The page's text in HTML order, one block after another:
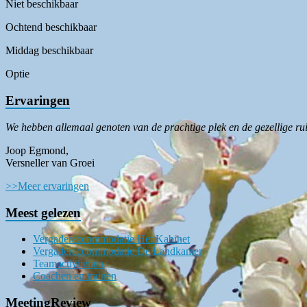
Niet beschikbaar
Ochtend beschikbaar
Middag beschikbaar
Optie
Ervaringen
We hebben allemaal genoten van de prachtige plek en de gezellige
Joop Egmond,
Versneller van Groei
>>Meer ervaringen
Meest gelezen
Vergaderaccommodatie Het Kabinet
Vergaderaccommodatie De Landkamer
Teamactiviteiten
Coachen en trainen
MeetingReview